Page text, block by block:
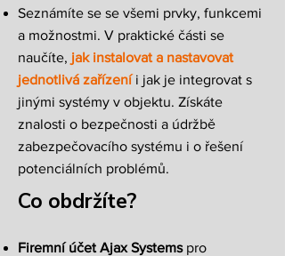
Seznámíte se se všemi prvky, funkcemi
a možnostmi. V praktické části se
naučíte, jak instalovat a nastavovat
jednotlivá zařízeníi jak je integrovat s
jinými systémy v objektu. Získáte
znalosti o bezpečnosti a údržbě
zabezpečovacího systému i o řešení
potenciálních problémů.
Co obdržíte?
Firemní účet Ajax Systemspro